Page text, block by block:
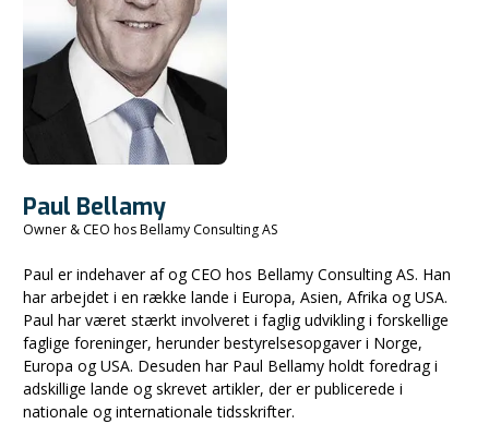
Paul Bellamy
Owner & CEO hos Bellamy Consulting AS
Paul er indehaver af og CEO hos Bellamy Consulting AS. Han
har arbejdet i en række lande i Europa, Asien, Afrika og USA.
Paul har været stærkt involveret i faglig udvikling i forskellige
faglige foreninger, herunder bestyrelsesopgaver i Norge,
Europa og USA. Desuden har Paul Bellamy holdt foredrag i
adskillige lande og skrevet artikler, der er publicerede i
nationale og internationale tidsskrifter.